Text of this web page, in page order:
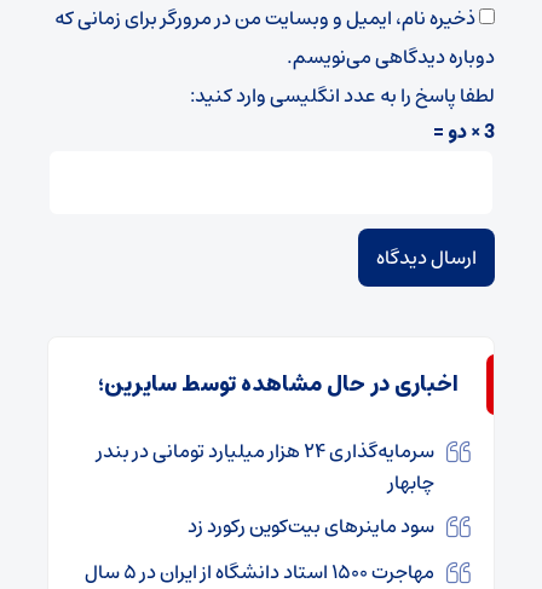
ذخیره نام، ایمیل و وبسایت من در مرورگر برای زمانی که
دوباره دیدگاهی می‌نویسم.
لطفا پاسخ را به عدد انگلیسی وارد کنید:
3 × دو =
اخباری در حال مشاهده توسط سایرین؛
سرمایه‌گذاری ۲۴ هزار میلیارد تومانی در بندر
چابهار
سود ماینرهای بیت‌کوین رکورد زد
مهاجرت ۱۵۰۰ استاد دانشگاه از ایران در ۵ سال